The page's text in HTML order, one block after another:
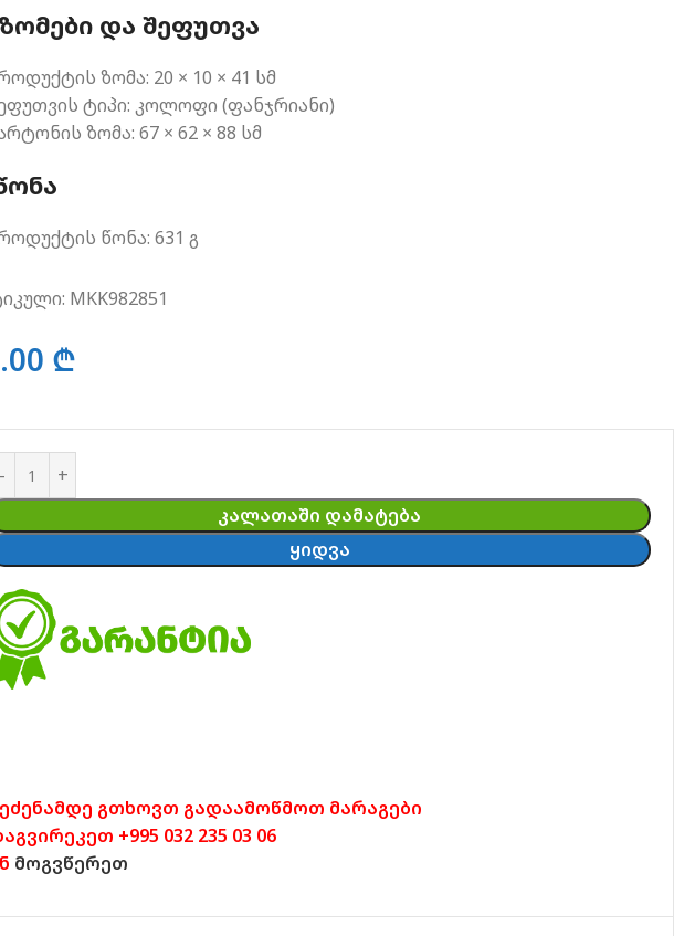
ᲓᲐ ᲨᲔᲤᲣᲗᲕᲐ
ზომა: 20 × 10 × 41 სმ
ტიპი: კოლოფი (ფანჯრიანი)
ზომა: 67 × 62 × 88 სმ
წონა: 631 გ
MKK982851
₾
ᲙᲐᲚᲐᲗᲐᲨᲘ ᲓᲐᲛᲐᲢᲔᲑᲐ
ᲧᲘᲓᲕᲐ
გთხოვთ გადაამოწმოთ მარაგები
+995 032 235 03 06
მოგვწერეთ